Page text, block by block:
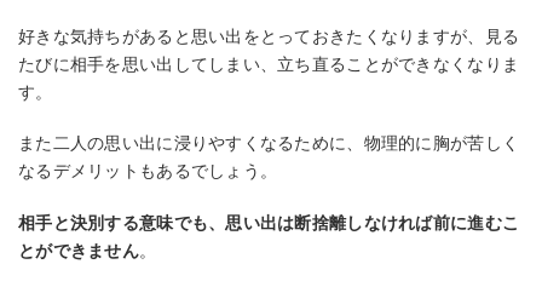
好きな気持ちがあると思い出をとっておきたくなりますが、見る
たびに相手を思い出してしまい、立ち直ることができなくなりま
す。
また二人の思い出に浸りやすくなるために、物理的に胸が苦しく
なるデメリットもあるでしょう。
相手と決別する意味でも、思い出は断捨離しなければ前に進むこ
とができません。